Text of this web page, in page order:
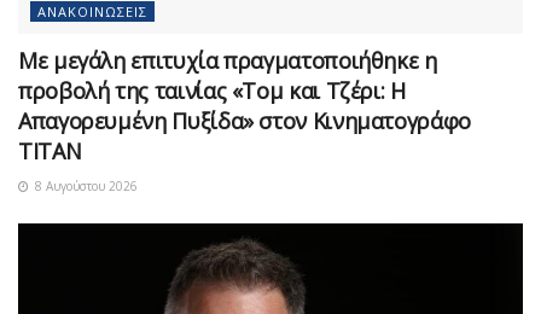
ΑΝΑΚΟΙΝΏΣΕΙΣ
Με μεγάλη επιτυχία πραγματοποιήθηκε η
προβολή της ταινίας «Τομ και Τζέρι: Η
Απαγορευμένη Πυξίδα» στον Κινηματογράφο
ΤΙΤΑΝ
8 Αυγούστου 2026